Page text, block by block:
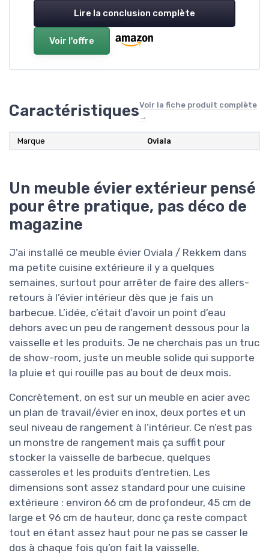
Lire la conclusion complète
Voir l'offre
CaractéristiquesVoir la fiche produit complète
→
Marque Oviala
Un meuble évier extérieur pensé
pour être pratique, pas déco de
magazine
J’ai installé ce meuble évier Oviala / Rekkem dans
ma petite cuisine extérieure il y a quelques
semaines, surtout pour arrêter de faire des allers-
retours à l’évier intérieur dès que je fais un
barbecue. L’idée, c’était d’avoir un point d’eau
dehors avec un peu de rangement dessous pour la
vaisselle et les produits. Je ne cherchais pas un truc
de show-room, juste un meuble solide qui supporte
la pluie et qui rouille pas au bout de deux mois.
Concrètement, on est sur un meuble en acier avec
un plan de travail/évier en inox, deux portes et un
seul niveau de rangement à l’intérieur. Ce n’est pas
un monstre de rangement mais ça suffit pour
stocker la vaisselle de barbecue, quelques
casseroles et les produits d’entretien. Les
dimensions sont assez standard pour une cuisine
extérieure : environ 66 cm de profondeur, 45 cm de
large et 96 cm de hauteur, donc ça reste compact
tout en étant assez haut pour ne pas se casser le
dos à chaque fois qu’on fait la vaisselle.